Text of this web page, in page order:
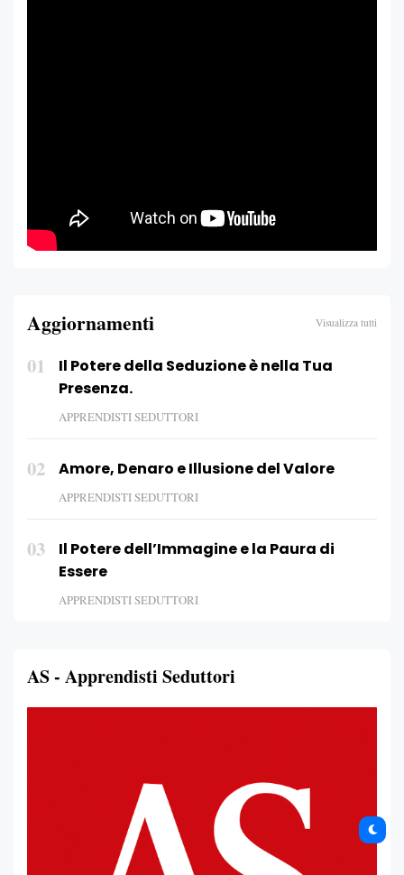
Aggiornamenti Visualizza tutti
01
Il Potere della Seduzione è nella Tua
Presenza.
APPRENDISTI SEDUTTORI
02 Amore, Denaro e Illusione del Valore
APPRENDISTI SEDUTTORI
03
Il Potere dell’Immagine e la Paura di
Essere
APPRENDISTI SEDUTTORI
AS - Apprendisti Seduttori